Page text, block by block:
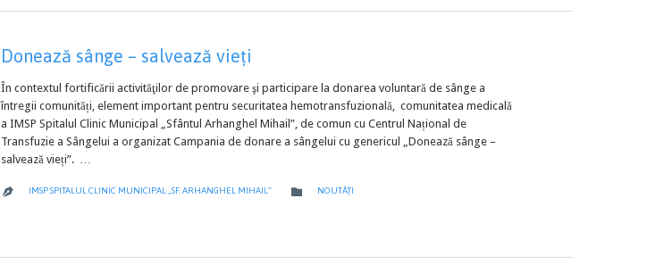
Donează sânge – salvează vieți
În contextul fortificării activităţilor de promovare şi participare la donarea voluntară de sânge a
întregii comunități, element important pentru securitatea hemotransfuzională, comunitatea medicală
a IMSP Spitalul Clinic Municipal „Sfântul Arhanghel Mihail”, de comun cu Centrul Național de
Transfuzie a Sângelui a organizat Campania de donare a sângelui cu genericul „Donează sânge –
salvează vieți”. …
 IMSP SPITALUL CLINIC MUNICIPAL „SF. ARHANGHEL MIHAIL”  CATEGORY
NOUTĂȚI